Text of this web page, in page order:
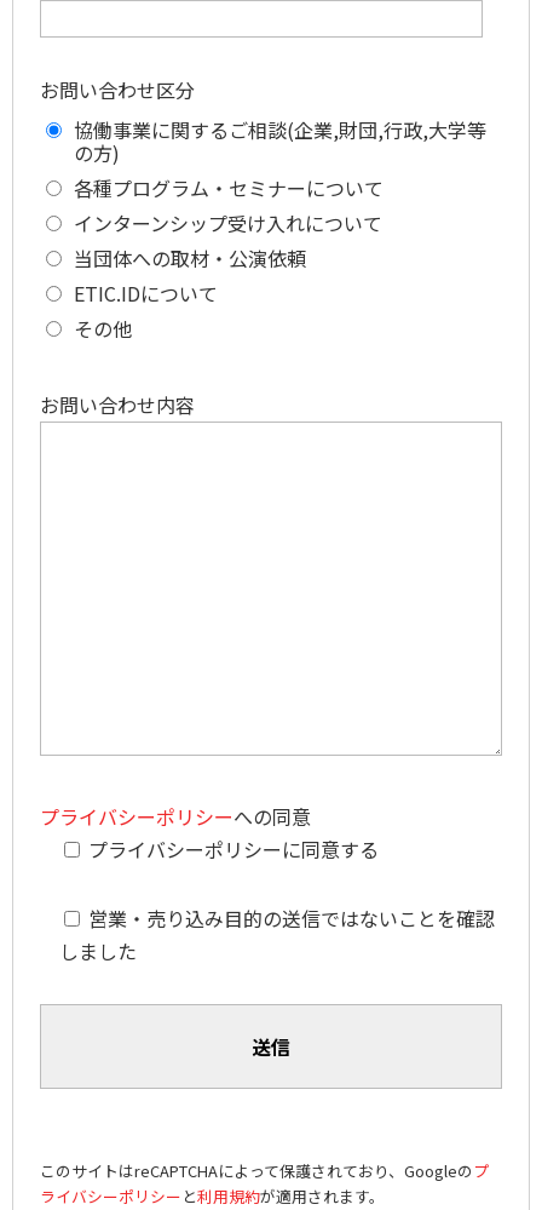
お問い合わせ区分
協働事業に関するご相談(企業,財団,行政,大学等
の方)
各種プログラム・セミナーについて
インターンシップ受け入れについて
当団体への取材・公演依頼
ETIC.IDについて
その他
お問い合わせ内容
プライバシーポリシーへの同意
プライバシーポリシーに同意する
営業・売り込み目的の送信ではないことを確認
しました
このサイトはreCAPTCHAによって保護されており、Googleの プ
ライバシーポリシー と利用規約が適用されます。